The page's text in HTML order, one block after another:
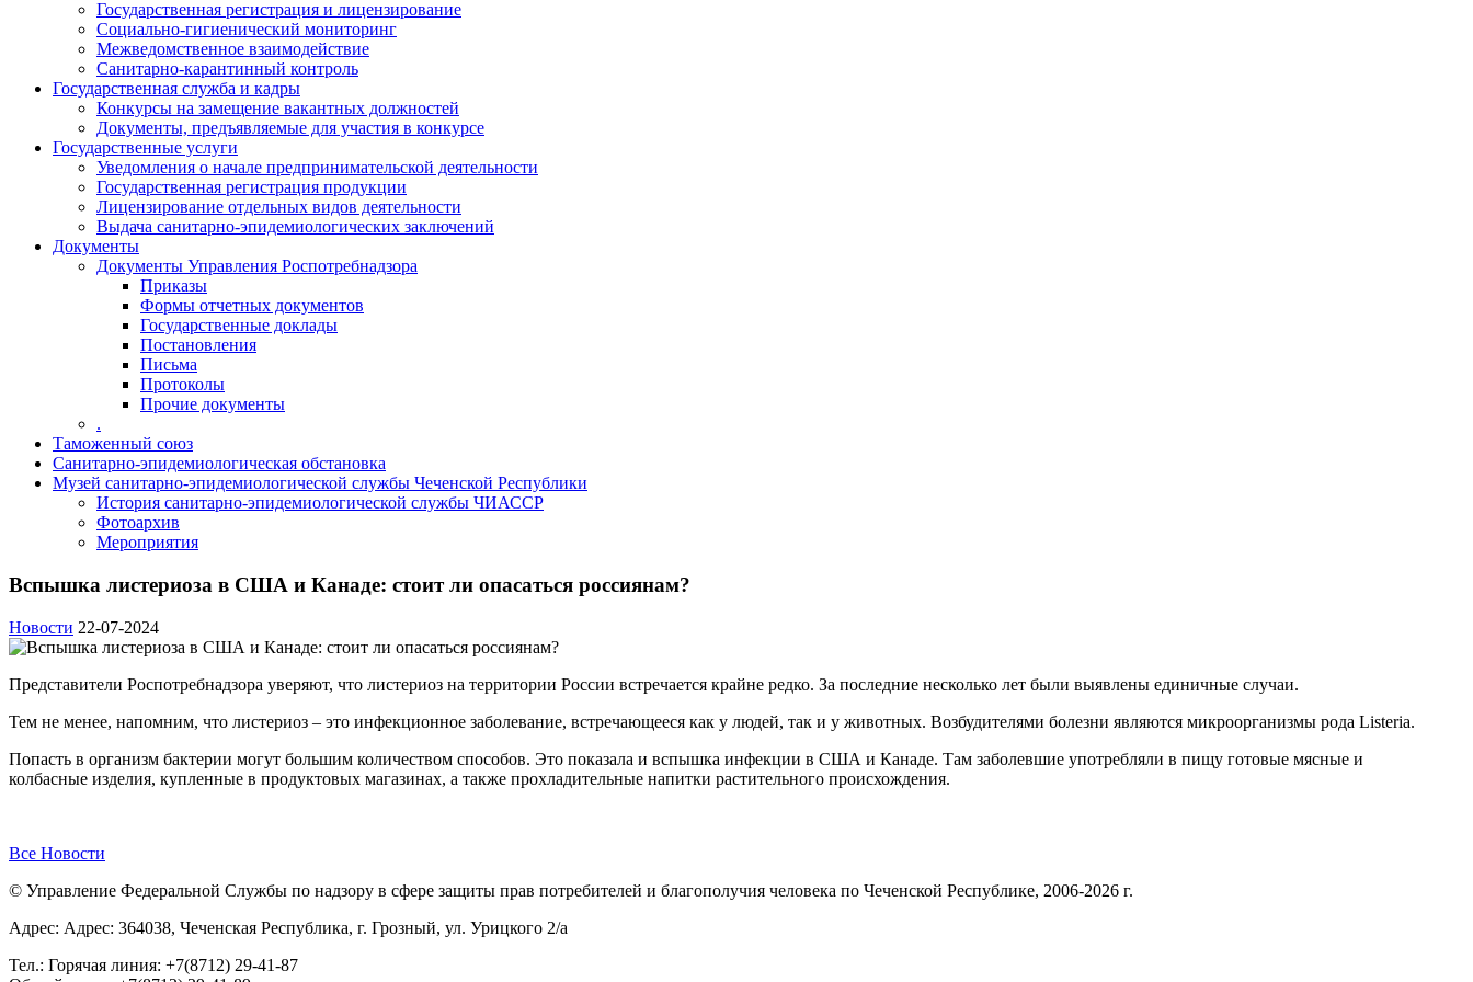
Государственная регистрация и лицензирование
Социально-гигиенический мониторинг
Межведомственное взаимодействие
Санитарно-карантинный контроль
Государственная служба и кадры
Конкурсы на замещение вакантных должностей
Документы, предъявляемые для участия в конкурсе
Государственные услуги
Уведомления о начале предпринимательской деятельности
Государственная регистрация продукции
Лицензирование отдельных видов деятельности
Выдача санитарно-эпидемиологических заключений
Документы
Документы Управления Роспотребнадзора
Приказы
Формы отчетных документов
Государственные доклады
Постановления
Письма
Протоколы
Прочие документы
.
Таможенный союз
Санитарно-эпидемиологическая обстановка
Музей санитарно-эпидемиологической службы Чеченской Республики
История санитарно-эпидемиологической службы ЧИАССР
Фотоархив
Мероприятия
Вспышка листериоза в США и Канаде: стоит ли опасаться россиянам?
Новости 22-07-2024
Представители Роспотребнадзора уверяют, что листериоз на территории России встречается крайне редко. За последние несколько лет были выявлены единичные случаи.
Тем не менее, напомним, что листериоз – это инфекционное заболевание, встречающееся как у людей, так и у животных. Возбудителями болезни являются микроорганизмы рода Listeria.
Попасть в организм бактерии могут большим количеством способов. Это показала и вспышка инфекции в США и Канаде. Там заболевшие употребляли в пищу готовые мясные и
колбасные изделия, купленные в продуктовых магазинах, а также прохладительные напитки растительного происхождения.
Все Новости
© Управление Федеральной Службы по надзору в сфере защиты прав потребителей и благополучия человека по Чеченской Республике, 2006-2026 г.
Адрес: Адрес: 364038, Чеченская Республика, г. Грозный, ул. Урицкого 2/а
Тел.: Горячая линия: +7(8712) 29-41-87